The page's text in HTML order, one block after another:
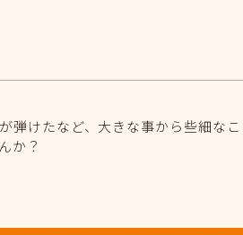
弾けたなど、大きな事から些細な
か？